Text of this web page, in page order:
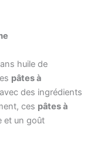
huile de
pâtes à
des ingrédients
ces pâtes à
et un goût